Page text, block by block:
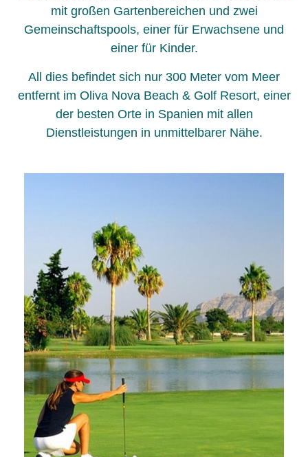
mit großen Gartenbereichen und zwei
Gemeinschaftspools, einer für Erwachsene und
einer für Kinder.
All dies befindet sich nur 300 Meter vom Meer
entfernt im Oliva Nova Beach & Golf Resort, einer
der besten Orte in Spanien mit allen
Dienstleistungen in unmittelbarer Nähe.